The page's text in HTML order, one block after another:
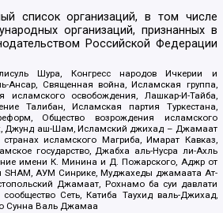
список организаций, в том числе
организаций, признанных в
Российской Федерации
Шура, Конгресс народов Ичкерии и
Ансар, Священная война, Исламская группа,
исламского освобождения, Лашкар-И-Тайба,
Талибан, Исламская партия Туркестана,
Общество возрождения исламского
Джунд аш-Шам, Исламский джихад – Джамаат
исламского Магриба, Имарат Кавказ,
государство, Джабха аль-Нусра ли-Ахль
имени К. Минина и Д. Пожарского, Аджр от
SHAM, АУМ Синрике, Муджахеды джамаата Ат-
Джамаат, Рохнамо ба суи давлати
сообщество Сеть, Катиба Таухид валь-Джихад,
Сунна Валь Джамаа